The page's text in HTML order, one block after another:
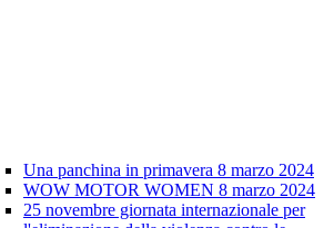
Una panchina in primavera 8 marzo 2024
WOW MOTOR WOMEN 8 marzo 2024
25 novembre giornata internazionale per